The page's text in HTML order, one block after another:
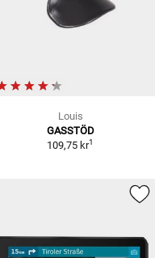
Louis
GASSTÖD
109,75 kr1